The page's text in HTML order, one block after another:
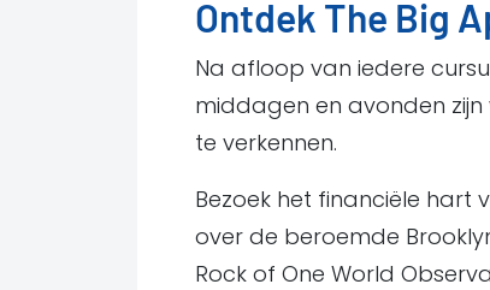
Ontdek The Big
Na afloop van iedere
middagen en avonden
te verkennen.
Bezoek het financiële hart
over de beroemde
Rock of One World